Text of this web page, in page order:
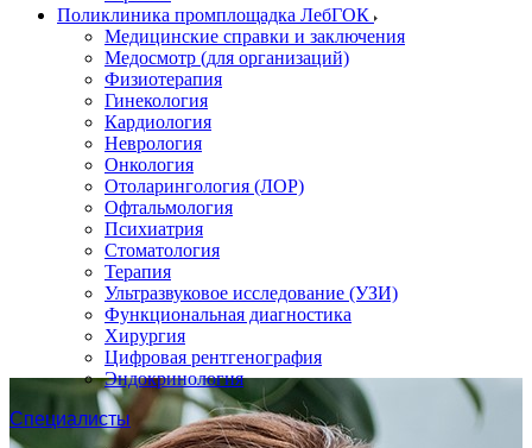
Поликлиника промплощадка ЛебГОК
Медицинские справки и заключения
Медосмотр (для организаций)
Физиотерапия
Гинекология
Кардиология
Неврология
Онкология
Отоларингология (ЛОР)
Офтальмология
Психиатрия
Стоматология
Терапия
Ультразвуковое исследование (УЗИ)
Функциональная диагностика
Хирургия
Цифровая рентгенография
Эндокринология
Специалисты